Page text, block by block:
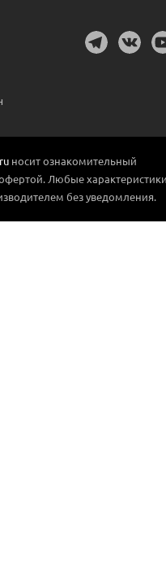
носит ознакомительный
Любые
без уведомления.